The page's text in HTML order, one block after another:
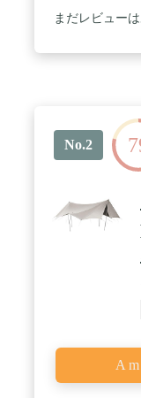
まだレビュー
No.2